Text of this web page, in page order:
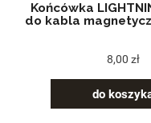
Końcówka
do kabla
8,00 zł
do